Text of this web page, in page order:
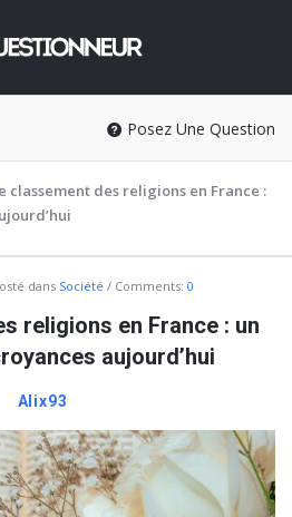
Posez Une Question
classement des religions en France :
dans Société Comments: 0
religions en France : un
aujourd’hui
Alix93